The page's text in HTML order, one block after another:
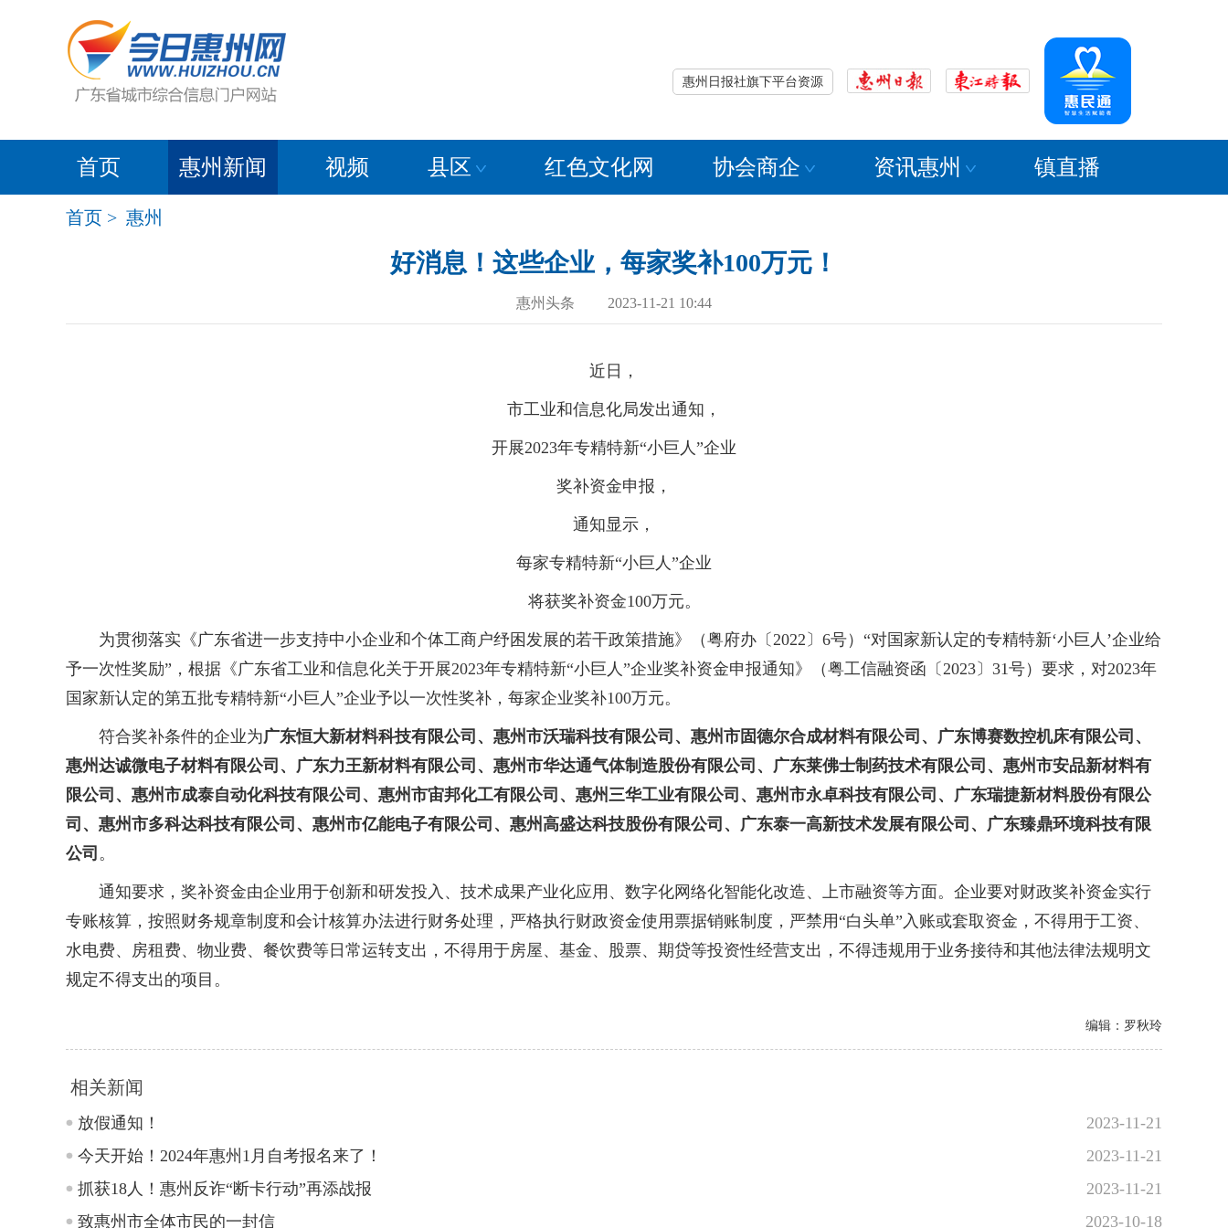
惠州日报社旗下平台资源
首页 惠州新闻 视频 县区 红色文化网 协会商企 资讯惠州 镇直播
首页 > 惠州
好消息！这些企业，每家奖补100万元！
惠州头条 2023-11-21 10:44
近日，
市工业和信息化局发出通知，
开展2023年专精特新“小巨人”企业
奖补资金申报，
通知显示，
每家专精特新“小巨人”企业
将获奖补资金100万元。
为贯彻落实《广东省进一步支持中小企业和个体工商户纾困发展的若干政策措施》（粤府办〔2022〕6号）“对国家新认定的专精特新‘小巨人’企业给
予一次性奖励”，根据《广东省工业和信息化关于开展2023年专精特新“小巨人”企业奖补资金申报通知》（粤工信融资函〔2023〕31号）要求，对2023年
国家新认定的第五批专精特新“小巨人”企业予以一次性奖补，每家企业奖补100万元。
符合奖补条件的企业为广东恒大新材料科技有限公司、惠州市沃瑞科技有限公司、惠州市固德尔合成材料有限公司、广东博赛数控机床有限公司、
惠州达诚微电子材料有限公司、广东力王新材料有限公司、惠州市华达通气体制造股份有限公司、广东莱佛士制药技术有限公司、惠州市安品新材料有
限公司、惠州市成泰自动化科技有限公司、惠州市宙邦化工有限公司、惠州三华工业有限公司、惠州市永卓科技有限公司、广东瑞捷新材料股份有限公
司、惠州市多科达科技有限公司、惠州市亿能电子有限公司、惠州高盛达科技股份有限公司、广东泰一高新技术发展有限公司、广东臻鼎环境科技有限
公司 。
通知要求，奖补资金由企业用于创新和研发投入、技术成果产业化应用、数字化网络化智能化改造、上市融资等方面。企业要对财政奖补资金实行
专账核算，按照财务规章制度和会计核算办法进行财务处理，严格执行财政资金使用票据销账制度，严禁用“白头单”入账或套取资金，不得用于工资、
水电费、房租费、物业费、餐饮费等日常运转支出，不得用于房屋、基金、股票、期贷等投资性经营支出，不得违规用于业务接待和其他法律法规明文
规定不得支出的项目。
编辑：罗秋玲
相关新闻
放假通知！
2023-11-21
今天开始！2024年惠州1月自考报名来了！
2023-11-21
抓获18人！惠州反诈“断卡行动”再添战报
2023-11-21
致惠州市全体市民的一封信
2023-10-18